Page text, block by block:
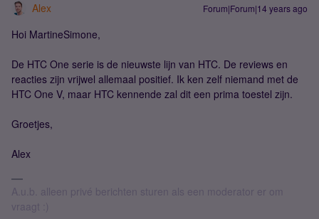
Alex Forum|Forum|14 years ago
Hoi MartineSimone,
De HTC One serie is de nieuwste lijn van HTC. De reviews en
reacties zijn vrijwel allemaal positief. Ik ken zelf niemand met de
HTC One V, maar HTC kennende zal dit een prima toestel zijn.
Groetjes,
Alex
A.u.b. alleen privé berichten sturen als een moderator er om
vraagt :)